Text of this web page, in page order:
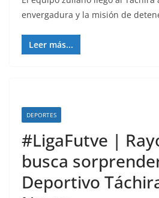
envergadura y la misión de
Leer más...
DEPORTES
#LigaFutve |
busca
Deportivo